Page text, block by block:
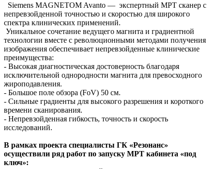
Siemens MAGNETOM Avanto — экспертный МРТ сканер с
непревзойденной точностью и скоростью для широкого
спектра клинических применений.
Уникальное сочетание ведущего магнита и градиентной
технологии вместе с революционными методами получения
изображения обеспечивает непревзойденные клинические
преимущества:
- Высокая диагностическая достоверность благодаря
исключительной однородности магнита для превосходного
жироподавления.
- Большое поле обзора (FoV) 50 см.
- Сильные градиенты для высокого разрешения и короткого
времени сканирования.
- Непревзойденная гибкость, точность и скорость
исследований.
В рамках проекта специалисты ГК «Резонанс»
осуществили ряд работ по запуску МРТ кабинета «под
ключ»: